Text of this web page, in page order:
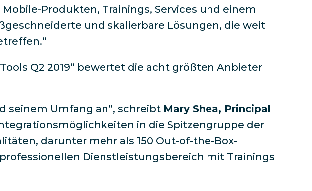
Produkten, Trainings, Services und einem
und skalierbare Lösungen, die weit
Q2 2019“ bewertet die acht größten Anbieter
seinem Umfang an“, schreibt Mary Shea, Principal
in die Spitzengruppe der
darunter mehr als 150 Out-of-the-Box-
Dienstleistungsbereich mit Trainings